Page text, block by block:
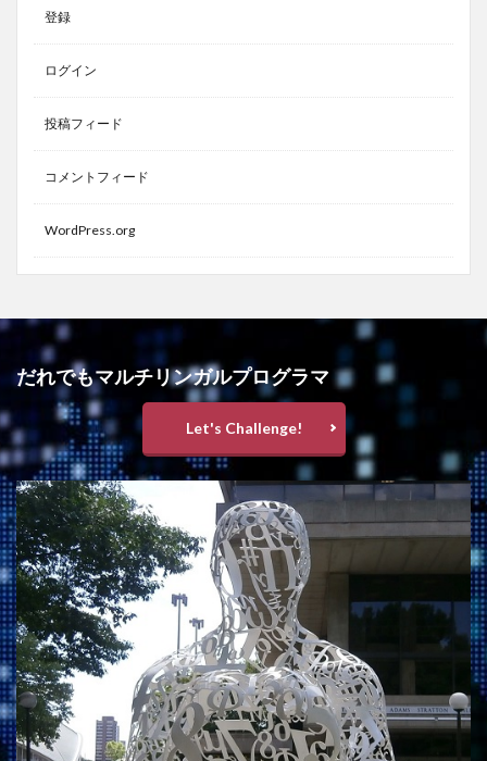
登録
ログイン
投稿フィード
コメントフィード
WordPress.org
だれでもマルチリンガルプログラマ
Let's Challenge!